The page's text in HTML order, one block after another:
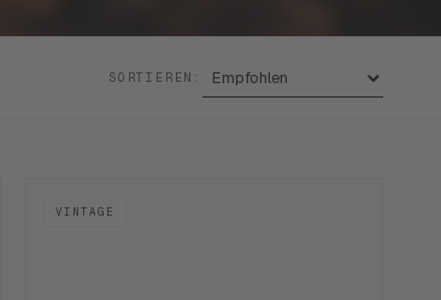
SORTIEREN:
VINTAGE